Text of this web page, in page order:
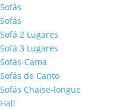
Sofás
Sofás
Sofá 2 Lugares
Sofá 3 Lugares
Sofás-Cama
Sofás de Canto
Sofás Chaise-longue
Hall